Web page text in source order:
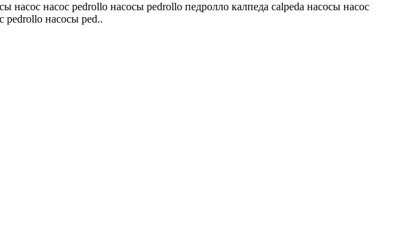
насос насос pedrollo насосы pedrollo педролло калпеда calpeda насосы насос
pedrollo насосы ped..